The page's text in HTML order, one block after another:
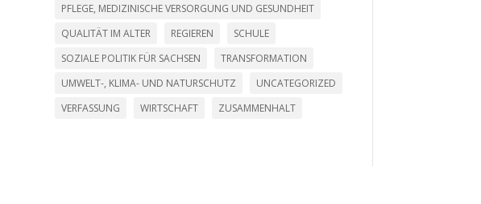
PFLEGE, MEDIZINISCHE VERSORGUNG UND GESUNDHEIT
QUALITÄT IM ALTER
REGIEREN
SCHULE
SOZIALE POLITIK FÜR SACHSEN
TRANSFORMATION
UMWELT-, KLIMA- UND NATURSCHUTZ
UNCATEGORIZED
VERFASSUNG
WIRTSCHAFT ZUSAMMENHALT